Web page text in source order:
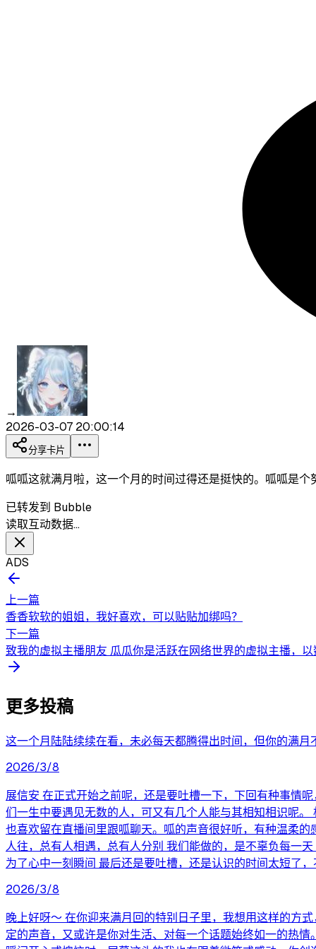
→
2026-03-07 20:00:14
分享卡片
呱呱这就满月啦，这一个月的时间过得还是挺快的。呱呱是
已转发到 Bubble
读取互动数据…
ADS
上一篇
香香软软的姐姐，我好喜欢，可以贴贴加绑吗？
下一篇
致我的虚拟主播朋友 瓜瓜你是活跃在网络世界的虚拟主播，
更多投稿
这一个月陆陆续续在看，未必每天都腾得出时间，但你的满
2026/3/8
展信安 在正式开始之前呢，还是要吐槽一下，下回有种事情
们一生中要遇见无数的人，可又有几个人能与其相知相识呢
也喜欢留在直播间里跟呱聊天。呱的声音很好听，有种温柔
人往，总有人相遇，总有人分别 我们能做的，是不辜负每一
为了心中一刻瞬间 最后还是要吐槽，还是认识的时间太短了
2026/3/8
晚上好呀～ 在你迎来满月回的特别日子里，我想用这样的方
定的声音，又或许是你对生活、对每一个话题始终如一的热